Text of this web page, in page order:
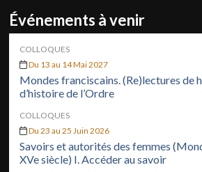
Événements à venir
COLLOQUES
Du 13 au 14 Mai 2027
Mondes franciscains. (Re)lectures de
d’histoire de l’Ordre
COLLOQUES
Du 23 au 25 Juin 2026
Savoirs et autorités des femmes
XVe siècle) I. Accéder au savoir